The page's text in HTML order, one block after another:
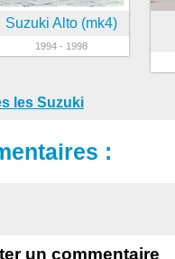
Suzuki Alto (mk4)
1994 - 1998
les Suzuki
:
un commentaire